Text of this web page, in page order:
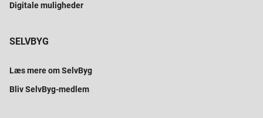
Digitale muligheder
SELVBYG
Læs mere om SelvByg
Bliv SelvByg-medlem